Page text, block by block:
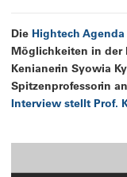
Die Hightech Agenda
Möglichkeiten in der
Kenianerin Syowia
Spitzenprofessorin
Interview stellt Prof.